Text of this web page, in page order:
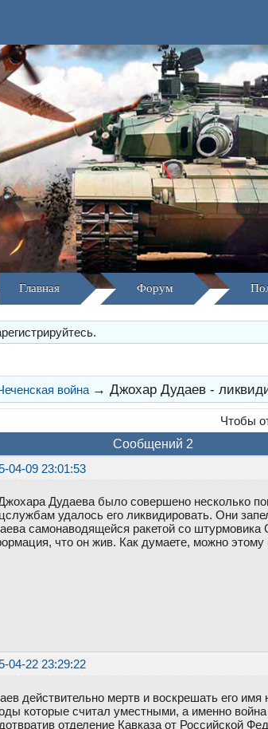
Главная Форум
война → Джохар Дудаев -
Чтобы
Сообщений 2
04-09 23:01:53
Дудаева было совершено несколько
удалось его ликвидировать. Они
самонаводящейся ракетой со
что он жив. Как думаете, можно этому
04-22 23:29:22
действительно мертв и воскрешать его
которые считал уместными, а именно
отделение Кавказа от Российской